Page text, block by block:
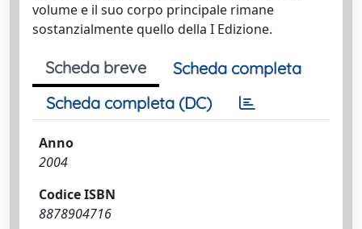
volume e il suo corpo principale rimane
sostanzialmente quello della I Edizione.
Scheda breve
Scheda completa
Scheda completa (DC)
Anno
2004
Codice ISBN
8878904716